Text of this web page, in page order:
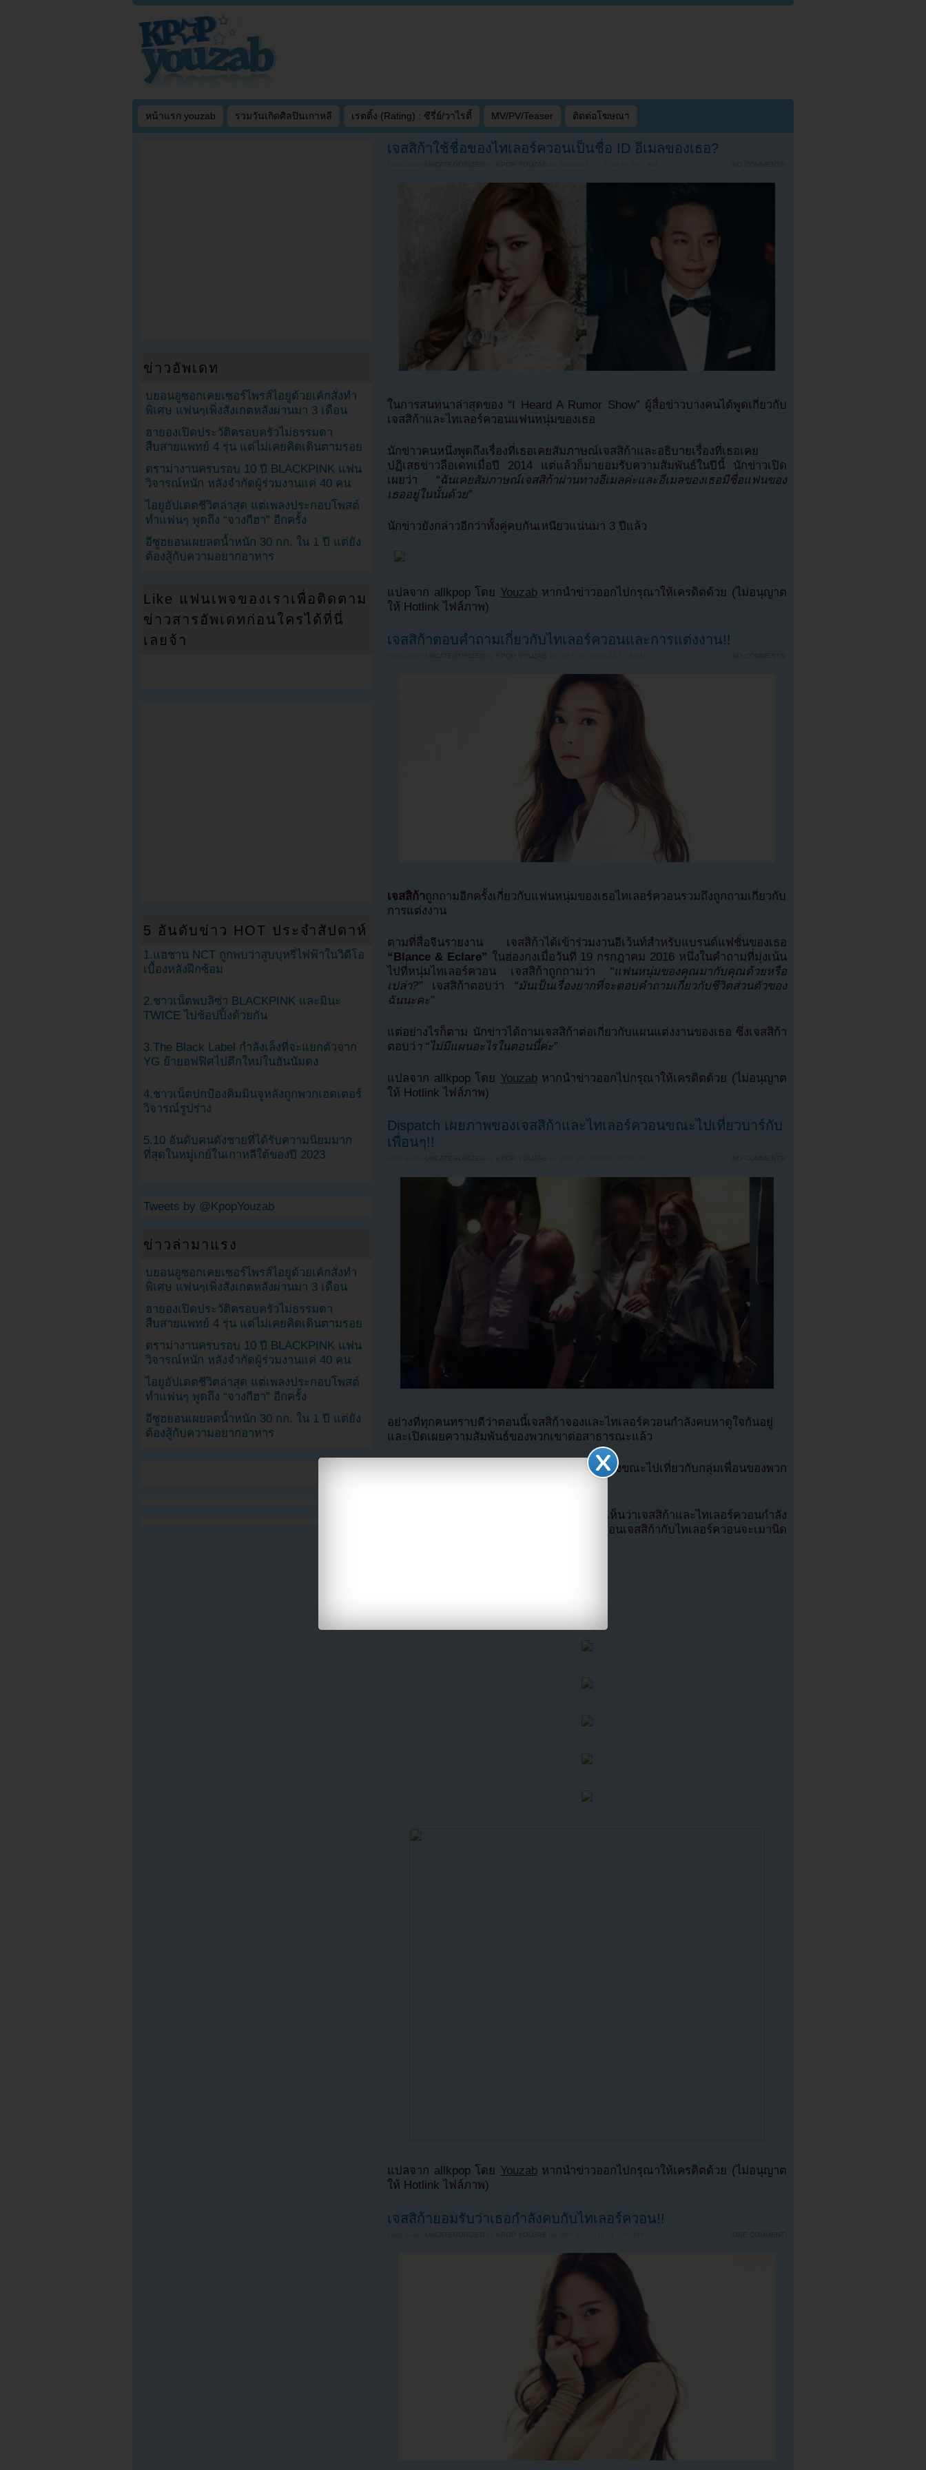
หน้าแรก youzab รวมวันเกิดศิลปินเกาหลี เรตติ้ง (Rating) : ซีรี่ย์/วาไรตี้ MV/PV/Teaser ติดต่อโฆษณา
เจสสิก้าใช้ชื่อของไทเลอร์ควอนเป็นชื่อ ID อีเมลของเธอ?
UNCATEGORIZED KPOP YOUZAB NO COMMENTS
ในการสนทนาล่าสุดของ “I Heard A Rumor Show” ผู้สื่อข่าวบางคนได้พูดเกี่ยวกับ
เจสสิก้าและไทเลอร์ควอนแฟนหนุ่มของเธอ
นักข่าวคนหนึ่งพูดถึงเรื่องที่เธอเคยสัมภาษณ์เจสสิก้าและอธิบายเรื่องที่เธอเคย
ปฏิเสธข่าวลือเดทเมื่อปี 2014 แต่แล้วก็มายอมรับความสัมพันธ์ในปีนี้ นักข่าวเปิด
เผยว่า “ฉันเคยสัมภาษณ์เจสสิก้าผ่านทางอีเมลค่ะและอีเมลของเธอมีชื่อแฟนของ
เธออยู่ในนั้นด้วย”
นักข่าวยังกล่าวอีกว่าทั้งคู่คบกันเหนียวแน่นมา 3 ปีแล้ว
แปลจาก allkpop โดย Youzabหากนำข่าวออกไปกรุณาให้เครดิตด้วย (ไม่อนุญาต
ให้ Hotlink ไฟล์ภาพ)
เจสสิก้าตอบคำถามเกี่ยวกับไทเลอร์ควอนและการแต่งงาน!!
UNCATEGORIZED KPOP YOUZAB NO COMMENTS
เจสสิก้าถูกถามอีกครั้งเกี่ยวกับแฟนหนุ่มของเธอไทเลอร์ควอนรวมถึงถูกถามเกี่ยวกับ
การแต่งงาน
ตามที่สื่อจีนรายงาน เจสสิก้าได้เข้าร่วมงานอีเว้นท์สำหรับแบรนด์แฟชั่นของเธอ
“Blance & Eclare” ในฮ่องกงเมื่อวันที่ 19 กรกฎาคม 2016 หนึ่งในคำถามที่มุ่งเน้น
ไปที่่หนุ่มไทเลอร์ควอน เจสสิก้าถูกถามว่า “แฟนหนุ่มของคุณมากับคุณด้วยหรือ
เปล่า?” เจสสิก้าตอบว่า “มันเป็นเรื่องยากที่จะตอบคำถามเกี่ยวกับชีวิตส่วนตัวของ
ฉันนะคะ”
แต่อย่างไรก็ตาม นักข่าวได้ถามเจสสิก้าต่อเกี่ยวกับแผนแต่งงานของเธอ ซึ่งเจสสิก้า
ตอบว่ า “ไม่มีแผนอะไรในตอนนี้ค่ะ”
แปลจาก allkpop โดย Youzabหากนำข่าวออกไปกรุณาให้เครดิตด้วย (ไม่อนุญาต
ให้ Hotlink ไฟล์ภาพ)
Dispatch เผยภาพของเจสสิก้าและไทเลอร์ควอนขณะไปเที่ยวบาร์กับ
เพื่อนๆ!!
UNCATEGORIZED KPOP YOUZAB
อย่างที่ทุกคนทราบดีว่าตอนนี้เจสสิก้าจองและไทเลอร์ควอนกำลังคบหาดูใจกันอยู่
และเปิดเผยความสัมพันธ์ของพวกเขาต่อสาธารณะแล้ว
และจากนั้นมา Dispatch ก็ได้จับภาพของทั้งสองขณะไปเที่ยวกับกลุ่มเพื่อนของพวก
ภาพถูกถ่ายที่บาร์แห่งหนึ่งในกังนัม ซึ่งเผยให้เห็นว่าเจสสิก้าและไทเลอร์ควอนกำลัง
เที่ยวอยู่กับเพื่อนๆของพวกเขา และดูเหมือนเจสสิก้ากับไทเลอร์ควอนจะเมานิด
แปลจาก allkpop โดย Youzabหากนำข่าวออกไปกรุณาให้เครดิตด้วย (ไม่อนุญาต
ให้ Hotlink ไฟล์ภาพ)
เจสสิก้ายอมรับว่าเธอกำลังคบกับไทเลอร์ควอน!!
UNCATEGORIZED KPOP YOUZAB ONE COMMENT
ข่าวอัพเดท
บยอนอูซอกเคยเซอร์ไพรส์ไอยูด้วยเค้กสั่งทำ
พิเศษ แฟนๆเพิ่งสังเกตหลังผ่านมา 3 เดือน
ฮายองเปิดประวัติครอบครัวไม่ธรรมดา
สืบสายแพทย์ 4 รุ่น แต่ไม่เคยคิดเดินตามรอย
ดราม่างานครบรอบ 10 ปี BLACKPINK แฟน
วิจารณ์หนัก หลังจำกัดผู้ร่วมงานแค่ 40 คน
ไอยูอัปเดตชีวิตล่าสุด แต่เพลงประกอบโพสต์
ทำแฟนๆ พูดถึง “จางกีฮา” อีกครั้ง
อีซูฮยอนเผยลดน้ำหนัก 30 กก. ใน 1 ปี แต่ยัง
ต้องสู้กับความอยากอาหาร
Like แฟนเพจของเราเพื่อติดตาม
ข่าวสารอัพเดทก่อนใครได้ที่นี่
เลยจ้า
5 อันดับข่าว HOT ประจำสัปดาห์
1.แฮชาน NCT ถูกพบว่าสูบบุหรี่ไฟฟ้าในวิดีโอ
เบื้องหลังฝึกซ้อม
2.ชาวเน็ตพบลิซ่า BLACKPINK และมินะ
TWICE ไปช้อปปิ้งด้วยกัน
3.The Black Label กำลังเล็งที่จะแยกตัวจาก
YG ย้ายอฟฟิศไปตึกใหม่ในฮันนัมดง
4.ชาวเน็ตปกป้องคิมมินจูหลังถูกพวกเฮดเตอร์
วิจารณ์รูปร่าง
5.10 อันดับคนดังชายที่ได้รับความนิยมมาก
ที่สุดในหมู่เกย์ในเกาหลีใต้ของปี 2023
Tweets by @KpopYouzab
ข่าวล่ามาแรง
บยอนอูซอกเคยเซอร์ไพรส์ไอยูด้วยเค้กสั่งทำ
พิเศษ แฟนๆเพิ่งสังเกตหลังผ่านมา 3 เดือน
ฮายองเปิดประวัติครอบครัวไม่ธรรมดา
สืบสายแพทย์ 4 รุ่น แต่ไม่เคยคิดเดินตามรอย
ดราม่างานครบรอบ 10 ปี BLACKPINK แฟน
วิจารณ์หนัก หลังจำกัดผู้ร่วมงานแค่ 40 คน
ไอยูอัปเดตชีวิตล่าสุด แต่เพลงประกอบโพสต์
ทำแฟนๆ พูดถึง “จางกีฮา” อีกครั้ง
อีซูฮยอนเผยลดน้ำหนัก 30 กก. ใน 1 ปี แต่ยัง
ต้องสู้กับความอยากอาหาร